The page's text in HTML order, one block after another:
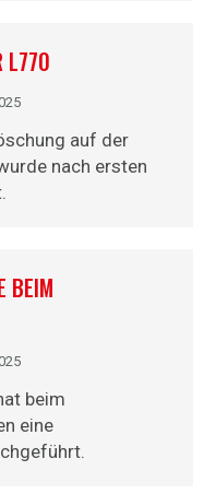
L770
auf der
nach ersten
BEIM
beim
eine